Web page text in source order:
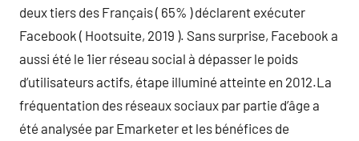
deux tiers des Français ( 65% ) déclarent exécuter
Facebook ( Hootsuite, 2019 ). Sans surprise, Facebook a
aussi été le 1ier réseau social à dépasser le poids
d’utilisateurs actifs, étape illuminé atteinte en 2012.La
fréquentation des réseaux sociaux par partie d’âge a
été analysée par Emarketer et les bénéfices de